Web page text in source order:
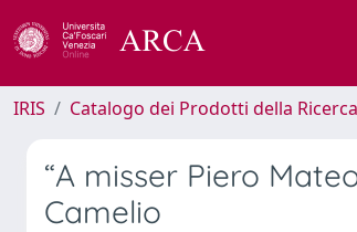
IRIS Catalogo dei Prodotti della Ricerca
“A misser Piero
Camelio